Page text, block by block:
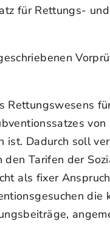
für Rettungs-
ist. Dadurch soll
Tarifen der
als fixer